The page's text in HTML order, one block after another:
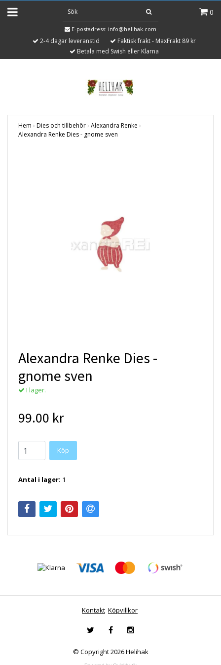
0
E-postadress: info@helihak.com
2-4 dagar leveranstid
Faktisk frakt - MaxFrakt 89 kr
Betala med Swish eller Klarna
Hem › Dies och tillbehör› Alexandra Renke ›
Alexandra Renke Dies - gnome sven
Alexandra Renke Dies -
gnome sven
I lager.
99.00 kr
Antal i lager: 1
Kontakt Köpvillkor
© Copyright 2026 Helihak